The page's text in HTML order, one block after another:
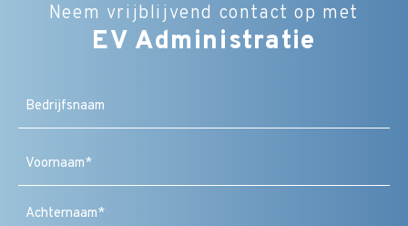
Neem vrijblijvend contact op met
EV Administratie